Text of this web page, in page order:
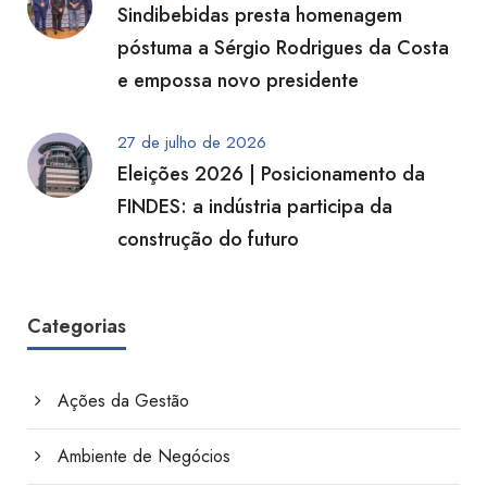
Sindibebidas presta homenagem
póstuma a Sérgio Rodrigues da Costa
e empossa novo presidente
27 de julho de 2026
Eleições 2026 | Posicionamento da
FINDES: a indústria participa da
construção do futuro
Categorias
Ações da Gestão
Ambiente de Negócios